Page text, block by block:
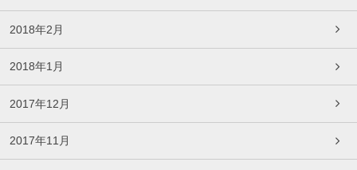
2018年2月
2018年1月
2017年12月
2017年11月